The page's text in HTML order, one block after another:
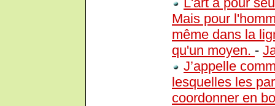
Mais pour
même dans la
qu'un moyen. -
J’appelle
lesquelles les
coordonner en